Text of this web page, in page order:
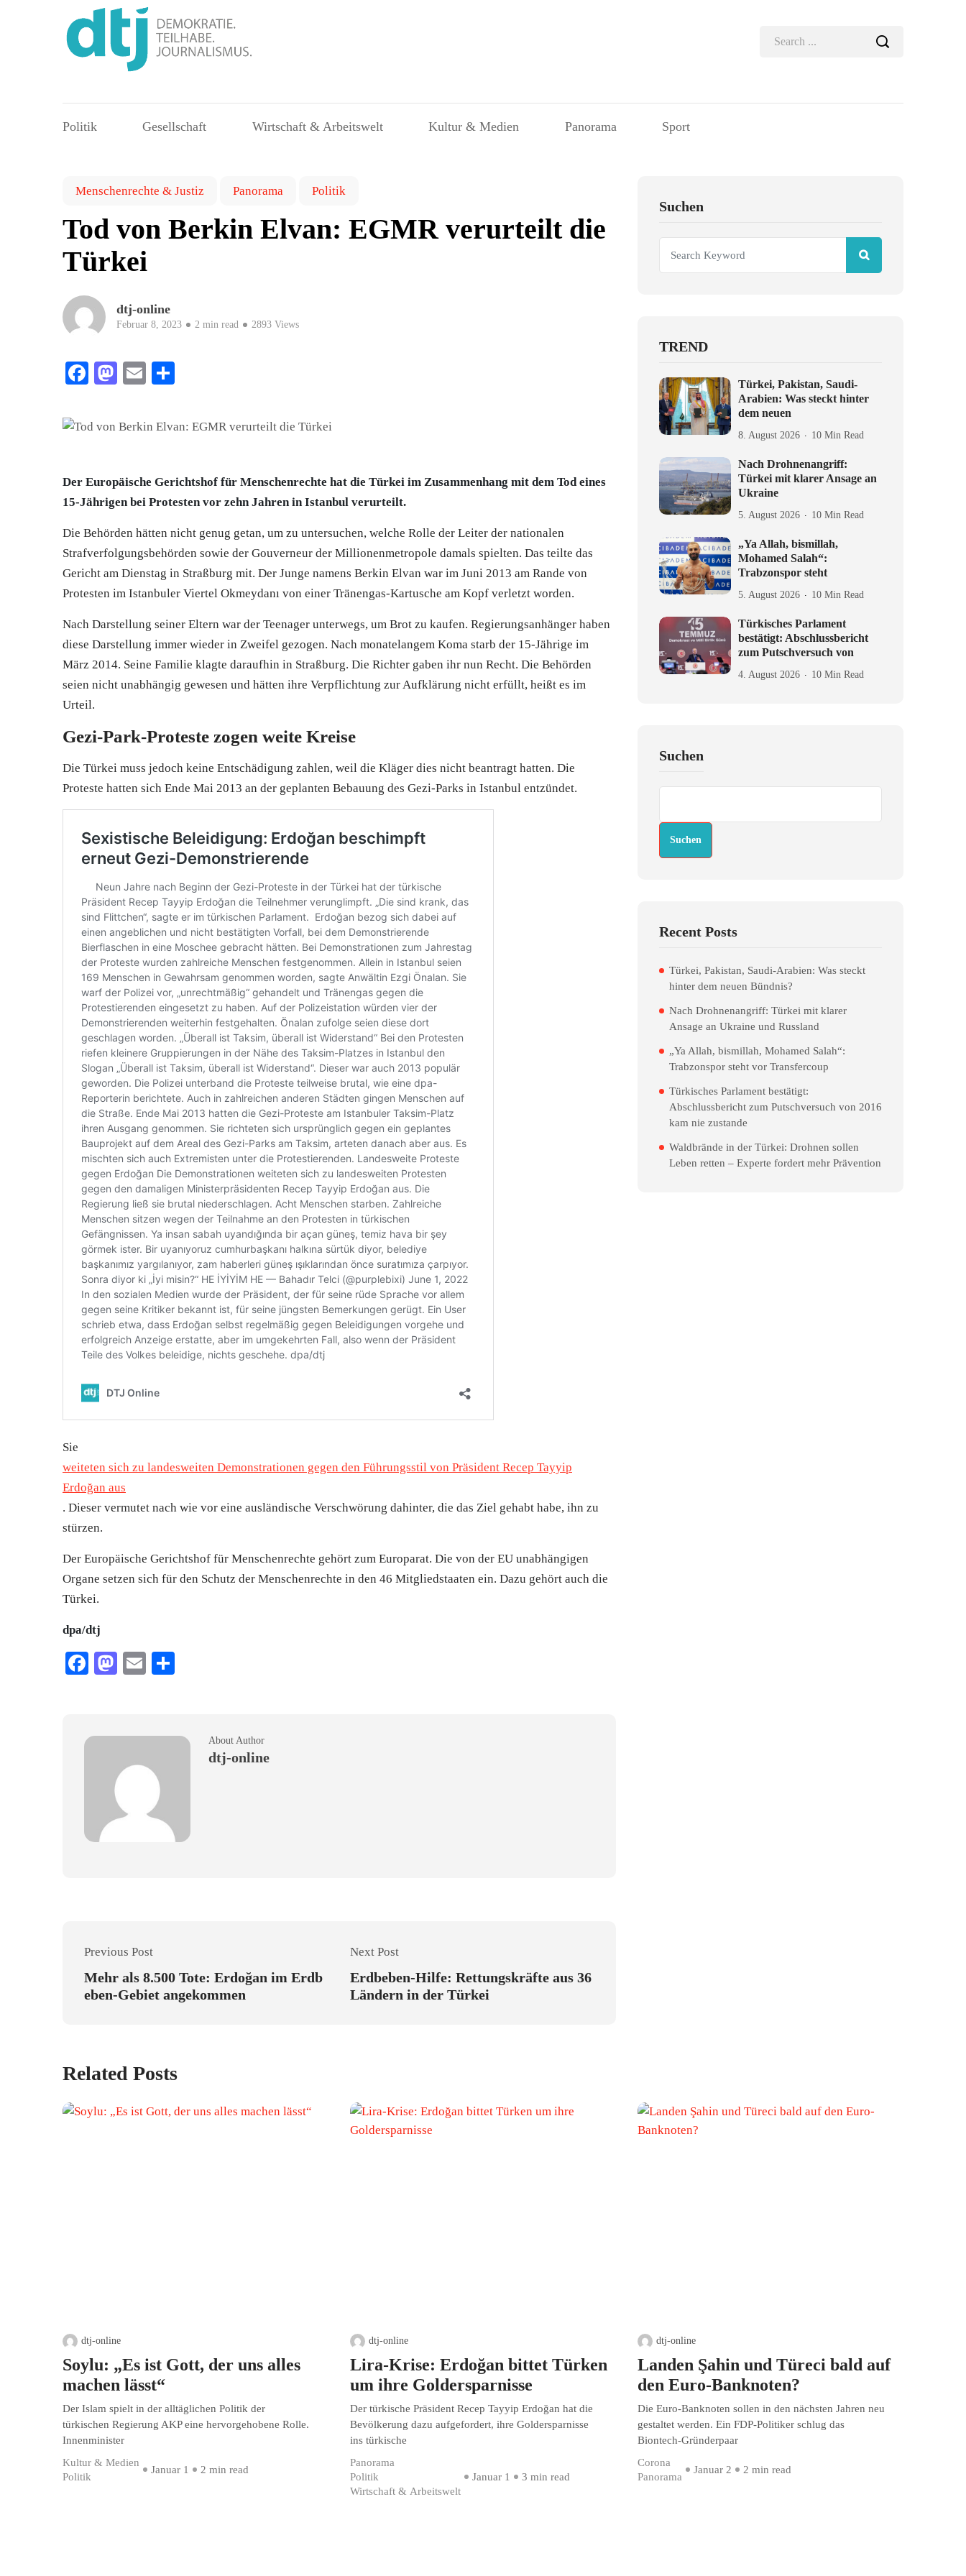
Politik Gesellschaft Wirtschaft & Arbeitswelt Kultur & Medien Panorama Sport
Menschenrechte & Justiz Panorama Politik
Tod von Berkin Elvan: EGMR verurteilt die
Türkei
dtj-online
Februar 8, 2023 2 min read 2893 Views
Facebook
Mastodon
Email
Der Europäische Gerichtshof für Menschenrechte hat die Türkei im Zusammenhang mit dem Tod eines
15-Jährigen bei Protesten vor zehn Jahren in Istanbul verurteilt.
Die Behörden hätten nicht genug getan, um zu untersuchen, welche Rolle der Leiter der nationalen
Strafverfolgungsbehörden sowie der Gouverneur der Millionenmetropole damals spielten. Das teilte das
Gericht am Dienstag in Straßburg mit. Der Junge namens Berkin Elvan war im Juni 2013 am Rande von
Protesten im Istanbuler Viertel Okmeydanı von einer Tränengas-Kartusche am Kopf verletzt worden.
Nach Darstellung seiner Eltern war der Teenager unterwegs, um Brot zu kaufen. Regierungsanhänger haben
diese Darstellung immer wieder in Zweifel gezogen. Nach monatelangem Koma starb der 15-Jährige im
März 2014. Seine Familie klagte daraufhin in Straßburg. Die Richter gaben ihr nun Recht. Die Behörden
seien nicht unabhängig gewesen und hätten ihre Verpflichtung zur Aufklärung nicht erfüllt, heißt es im
Urteil.
Gezi-Park-Proteste zogen weite Kreise
Die Türkei muss jedoch keine Entschädigung zahlen, weil die Kläger dies nicht beantragt hatten. Die
Proteste hatten sich Ende Mai 2013 an der geplanten Bebauung des Gezi-Parks in Istanbul entzündet.
Sie
weiteten sich zu landesweiten Demonstrationen gegen den Führungsstil von Präsident Recep Tayyip
Erdoğan aus
. Dieser vermutet nach wie vor eine ausländische Verschwörung dahinter, die das Ziel gehabt habe, ihn zu
stürzen.
Der Europäische Gerichtshof für Menschenrechte gehört zum Europarat. Die von der EU unabhängigen
Organe setzen sich für den Schutz der Menschenrechte in den 46 Mitgliedstaaten ein. Dazu gehört auch die
Türkei.
dpa/dtj
Facebook
Mastodon
Email
About Author
dtj-online
Previous Post
Mehr als 8.500 Tote: Erdoğan im Erdb
eben-Gebiet angekommen
Next Post
Erdbeben-Hilfe: Rettungskräfte aus 36
Ländern in der Türkei
Suchen
TREND
Türkei, Pakistan, Saudi-
Arabien: Was steckt hinter
dem neuen
8. August 2026 10 Min Read
Nach Drohnenangriff:
Türkei mit klarer Ansage an
Ukraine
5. August 2026 10 Min Read
„Ya Allah, bismillah,
Mohamed Salah“:
Trabzonspor steht
5. August 2026 10 Min Read
Türkisches Parlament
bestätigt: Abschlussbericht
zum Putschversuch von
4. August 2026 10 Min Read
Suchen
Suchen
Recent Posts
Türkei, Pakistan, Saudi-Arabien: Was steckt
hinter dem neuen Bündnis?
Nach Drohnenangriff: Türkei mit klarer
Ansage an Ukraine und Russland
„Ya Allah, bismillah, Mohamed Salah“:
Trabzonspor steht vor Transfercoup
Türkisches Parlament bestätigt:
Abschlussbericht zum Putschversuch von 2016
kam nie zustande
Waldbrände in der Türkei: Drohnen sollen
Leben retten – Experte fordert mehr Prävention
Related Posts
dtj-online
Soylu: „Es ist Gott, der uns alles
machen lässt“
Der Islam spielt in der alltäglichen Politik der
türkischen Regierung AKP eine hervorgehobene Rolle.
Innenminister
Kultur & Medien
Politik
Januar 1 2 min read
dtj-online
Lira-Krise: Erdoğan bittet Türken
um ihre Goldersparnisse
Der türkische Präsident Recep Tayyip Erdoğan hat die
Bevölkerung dazu aufgefordert, ihre Goldersparnisse
ins türkische
Panorama
Politik
Wirtschaft & Arbeitswelt
Januar 1 3 min read
dtj-online
Landen Şahin und Türeci bald auf
den Euro-Banknoten?
Die Euro-Banknoten sollen in den nächsten Jahren neu
gestaltet werden. Ein FDP-Politiker schlug das
Biontech-Gründerpaar
Corona
Panorama
Januar 2 2 min read